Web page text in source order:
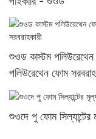
শুওড কাস্টম
পলিউরেথেন ফোম
শুওদে পু ফোম সিল্যান্টের